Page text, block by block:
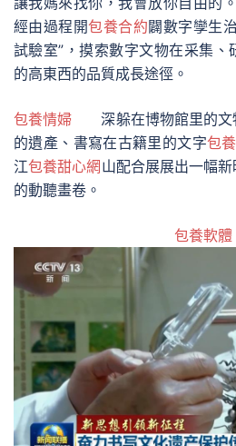
經由過程開包養合約闢數字孿生
試驗室”，摸索數字文物在采集
的高東西的品質成長途徑。
包養情婦 深躲在博物館里的文
的遺產、書寫在古籍里的文字包
江包養甜心網山配合展展出一幅
的動聽畫卷。
包養軟體